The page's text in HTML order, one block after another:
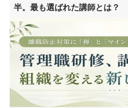
半。最も選ばれた講師とは？